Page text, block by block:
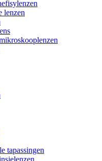
lenzen
tapassingen